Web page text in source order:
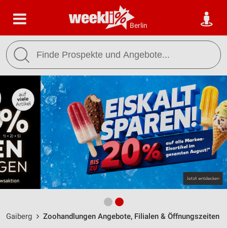
Berlin
Gaiberg Zoohandlungen Angebote, Filialen & Öffnungszeiten